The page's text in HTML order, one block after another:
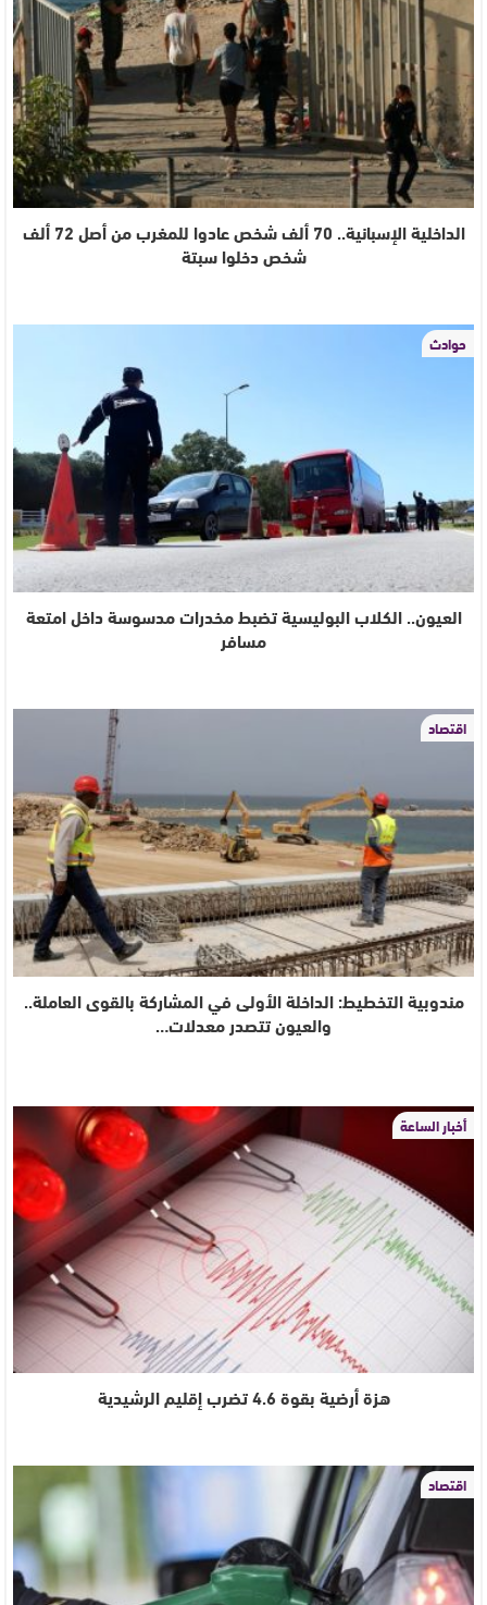
الداخلية الإسبانية.. 70 ألف شخص عادوا للمغرب من أصل 72 ألف
شخص دخلوا سبتة
حوادث
العيون.. الكلاب البوليسية تضبط مخدرات مدسوسة داخل امتعة
مسافر
اقتصاد
مندوبية التخطيط: الداخلة الأولى في المشاركة بالقوى العاملة..
والعيون تتصدر معدلات…
أخبار الساعة
هزة أرضية بقوة 4.6 تضرب إقليم الرشيدية
اقتصاد